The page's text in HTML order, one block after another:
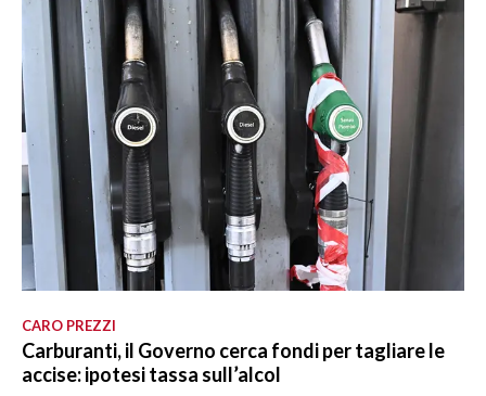
CARO PREZZI
Carburanti, il Governo cerca fondi per tagliare le
accise: ipotesi tassa sull’alcol